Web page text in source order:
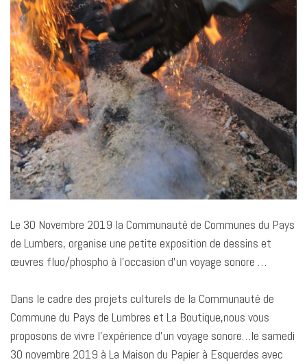
Le 30 Novembre 2019 la Communauté de Communes du Pays
de Lumbers, organise une petite exposition de dessins et
œuvres fluo/phospho à l’occasion d’un voyage sonore …
Dans le cadre des projets culturels de la Communauté de
Commune du Pays de Lumbres et La Boutique,nous vous
proposons de vivre l’expérience d’un voyage sonore…le samedi
30 novembre 2019 à La Maison du Papier à Esquerdes avec